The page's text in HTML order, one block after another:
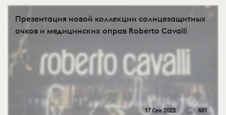
Презентация новой коллекции солнцезащитных
очков и медицинских оправ Roberto Cavalli
17 Сен 2023 681